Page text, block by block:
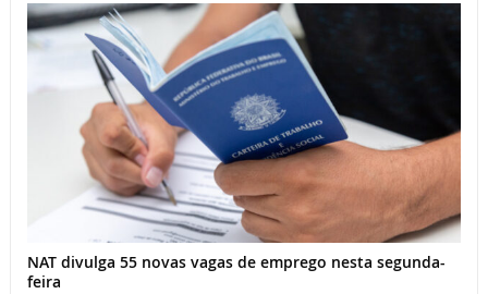
NAT divulga 55 novas vagas de emprego nesta segunda-
feira